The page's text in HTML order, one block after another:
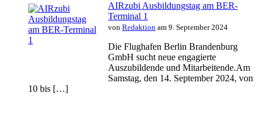
AIRzubi Ausbildungstag am BER-
Terminal 1
von Redaktion am 9. September 2024
Die Flughafen Berlin Brandenburg
GmbH sucht neue engagierte
Auszubildende und Mitarbeitende.Am
Samstag, den 14. September 2024, von
10 bis […]